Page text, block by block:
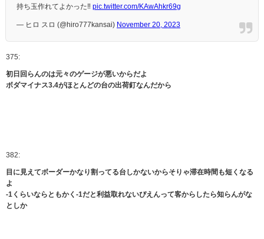
持ち玉作れてよかった‼️ pic.twitter.com/KAwAhkr69g
— ヒロ スロ (@hiro777kansai) November 20, 2023
375:
初日回らんのは元々のゲージが悪いからだよ
ボダマイナス3.4がほとんどの台の出荷釘なんだから
382:
目に見えてボーダーかなり割ってる台しかないからそりゃ滞在時間も短くなる
よ
-1くらいならともかく-1だと利益取れないぴえんって客からしたら知らんがな
としか